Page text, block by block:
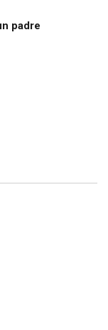
padre